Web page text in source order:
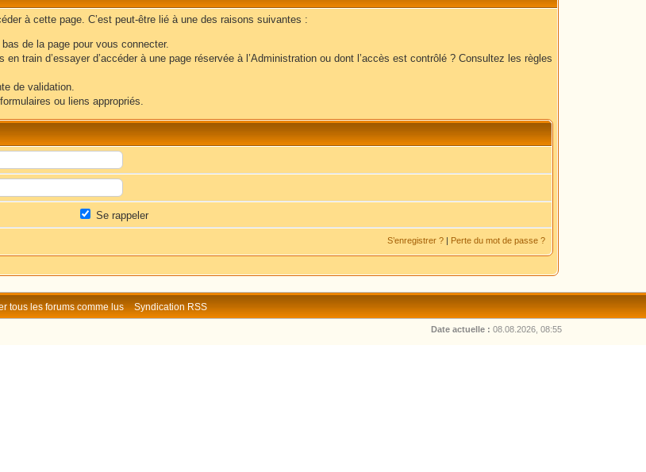
à cette page. C’est peut-être lié à une des raisons suivantes :
de la page pour vous connecter.
train d’essayer d’accéder à une page réservée à l’Administration ou dont l’accès est contrôlé ? Consultez les règles
de validation.
ou liens appropriés.
Se rappeler
S’enregistrer ? | Perte du mot de passe ?
tous les forums comme lus Syndication RSS
Date actuelle : 08.08.2026, 08:55